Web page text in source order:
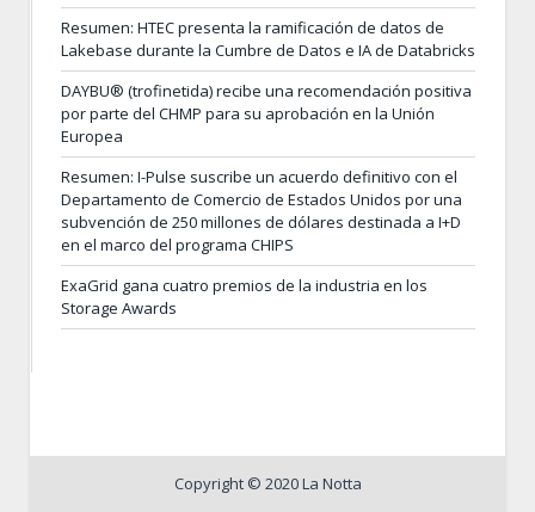
Resumen: HTEC presenta la ramificación de datos de
Lakebase durante la Cumbre de Datos e IA de Databricks
DAYBU® (trofinetida) recibe una recomendación positiva
por parte del CHMP para su aprobación en la Unión
Europea
Resumen: I-Pulse suscribe un acuerdo definitivo con el
Departamento de Comercio de Estados Unidos por una
subvención de 250 millones de dólares destinada a I+D
en el marco del programa CHIPS
ExaGrid gana cuatro premios de la industria en los
Storage Awards
Copyright © 2020 La Notta